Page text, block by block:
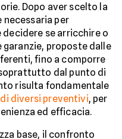
Dopo aver scelto la
necessaria per
se arricchire o
garanzie, proposte dalle
fino a comporre
dal punto di
risulta fondamentale
diversi preventivi, per
ed efficacia.
base, il confronto